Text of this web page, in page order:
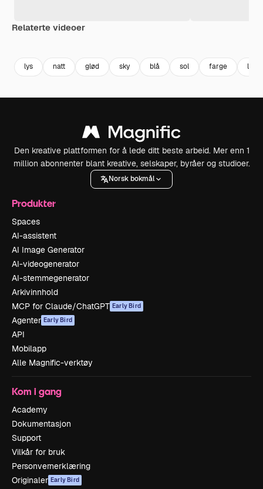
Relaterte videoer
lys natt glød sky blå sol farge lila
Den kreative plattformen for å lede ditt beste arbeid. Mer enn 1
million abonnenter blant kreative, selskaper, byråer og studioer.
Norsk bokmål
Produkter
Spaces
AI-assistent
AI Image Generator
AI-videogenerator
AI-stemmegenerator
Arkivinnhold
MCP for Claude/ChatGPT Early Bird
Agenter Early Bird
API
Mobilapp
Alle Magnific-verktøy
Kom i gang
Academy
Dokumentasjon
Support
Vilkår for bruk
Personvernerklæring
Originaler Early Bird